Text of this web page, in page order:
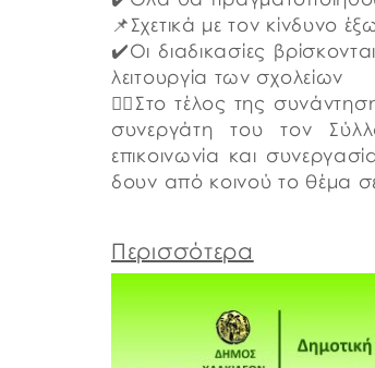
📌Σχετικά με τον κίνδυνο
✔️Οι διαδικασίες
λειτουργία των σχολείων
👉🏼Στο τέλος της
συνεργάτη του τον
επικοινωνία και
δουν από κοινού το θέμα
Περισσότερα